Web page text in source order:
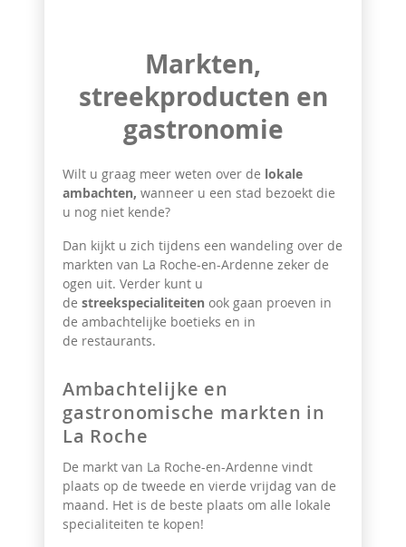
Markten,
streekproducten en
gastronomie
Wilt u graag meer weten over de lokale
ambachten, wanneer u een stad bezoekt die
u nog niet kende?
Dan kijkt u zich tijdens een wandeling over de
markten van La Roche-en-Ardenne zeker de
ogen uit. Verder kunt u
de streekspecialiteiten ook gaan proeven in
de ambachtelijke boetieks en in
de restaurants.
Ambachtelijke en
gastronomische markten in
La Roche
De markt van La Roche-en-Ardenne vindt
plaats op de tweede en vierde vrijdag van de
maand. Het is de beste plaats om alle lokale
specialiteiten te kopen!